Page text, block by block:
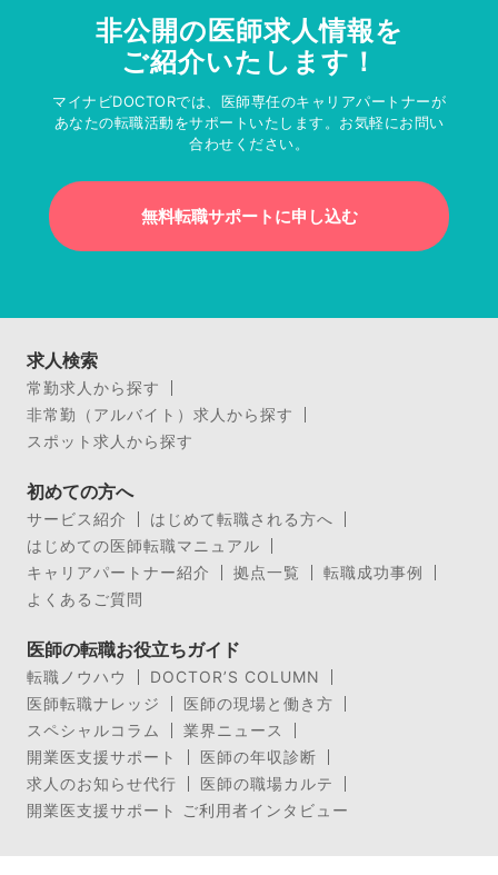
非公開の医師求人情報を
ご紹介いたします！
マイナビDOCTORでは、医師専任のキャリアパートナーが
あなたの転職活動をサポートいたします。お気軽にお問い
合わせください。
無料転職サポートに申し込む
求人検索
常勤求人から探す
非常勤（アルバイト）求人から探す
スポット求人から探す
初めての方へ
サービス紹介
はじめて転職される方へ
はじめての医師転職マニュアル
キャリアパートナー紹介
拠点一覧
転職成功事例
よくあるご質問
医師の転職お役立ちガイド
転職ノウハウ
DOCTOR’S COLUMN
医師転職ナレッジ
医師の現場と働き方
スペシャルコラム
業界ニュース
開業医支援サポート
医師の年収診断
求人のお知らせ代行
医師の職場カルテ
開業医支援サポート ご利用者インタビュー